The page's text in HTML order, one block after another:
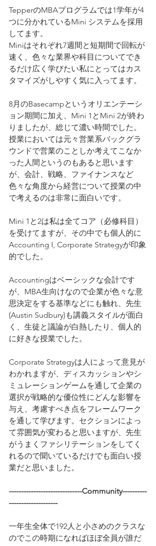
TepperのMBAプログラムでは1学年が4
つに分かれているMini システムを採用
してます。
Miniはそれぞれ7週間と短期間で回転が
速く、色々な業界や科目についてでき
るだけ広く学びたい私にとってはカス
タマイズがしやすく気に入ってます。
8月のBasecampというオリエンテーシ
ョン期間に加え、Mini 1とMini 2が終わ
りましたが、総じて濃い時間でした。
授業においては元々営業系バックグラ
ウンドで営業のことしか考えてこなか
った人間というのもあると思います
が、会計、戦略、ファイナンスなど
色々な角度から経営について授業の中
で考えるのは非常に面白いです。
Mini 1と2は私は全てコア（必修科目）
を受けてますが、その中でも個人的に
Accounting I, Corporate Strategyが印象
的でした。
Accountingはベーシックな会計です
が、MBA生向けなので企業が色々な意
思決定をする基準などにも触れ、先生
(Austin Sudbury)も講義スタイルが面白
く、生徒と議論が白熱したり、個人的
に好きな授業でした。
Corporate Strategyは人によって意見が
わかれますが、ディスカッションやシ
ミュレーションゲームを通して企業の
選択が戦略的な優位性にどんな影響を
与え、考慮すべき点をフレームワーク
を通して学びます。セクションによっ
て雰囲気が変わると思いますが、先生
がうまくファシリテーションをしてく
れるので聞いているだけでも面白い授
業だと思いました。
------------------------------Community----------
--------------------
一年生全体で192人と小さめのクラスな
のでこの時期になればほぼ全員が誰だ